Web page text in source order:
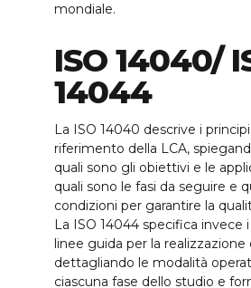
mondiale.
ISO 14040/
14044
La ISO 14040 descrive i
riferimento della LCA,
quali sono gli obiettivi e le
quali sono le fasi da seguire e
condizioni per garantire la
La ISO 14044 specifica invece
linee guida per la realizzazione
dettagliando le modalità
ciascuna fase dello studio e